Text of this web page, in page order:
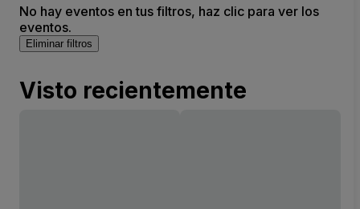
No hay eventos en tus filtros, haz clic para ver los
eventos.
Eliminar filtros
Visto recientemente